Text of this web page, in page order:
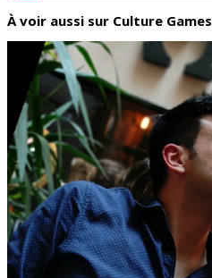
À voir aussi sur Culture Games